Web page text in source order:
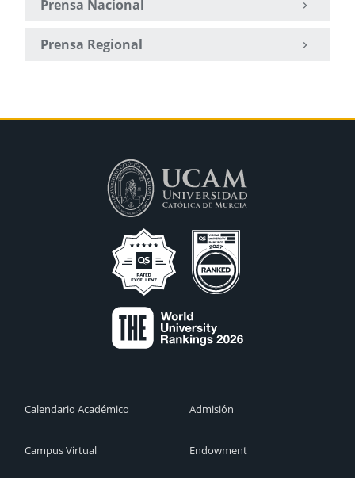
Prensa Nacional
Prensa Regional
Calendario Académico
Campus Virtual
Admisión
Endowment